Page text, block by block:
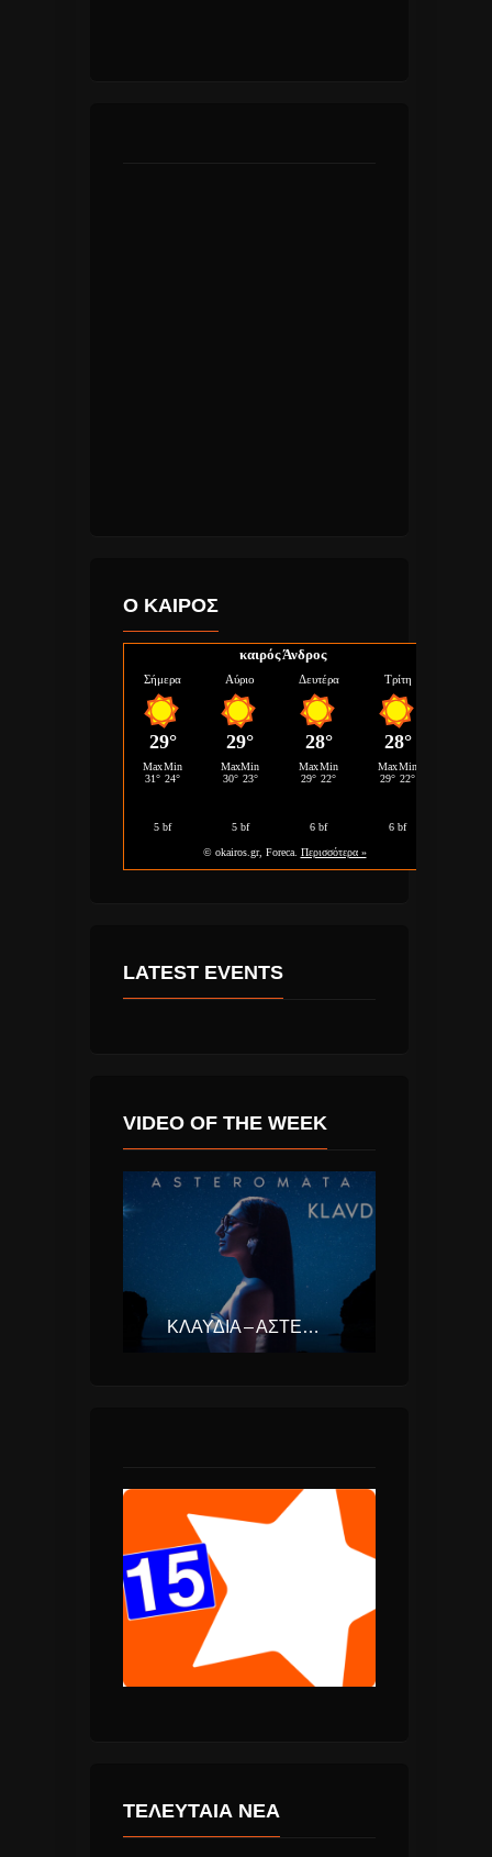
Ο ΚΑΙΡΟΣ
καιρός Άνδρος
LATEST EVENTS
VIDEO OF THE WEEK
ΚΛΑΥΔΊΑ – ΑΣΤΕΡΟΜΆΤΑ (EUROVISION ΕΛΛΆΔΑ 2025)
ΤΕΛΕΥΤΑΙΑ ΝΕΑ